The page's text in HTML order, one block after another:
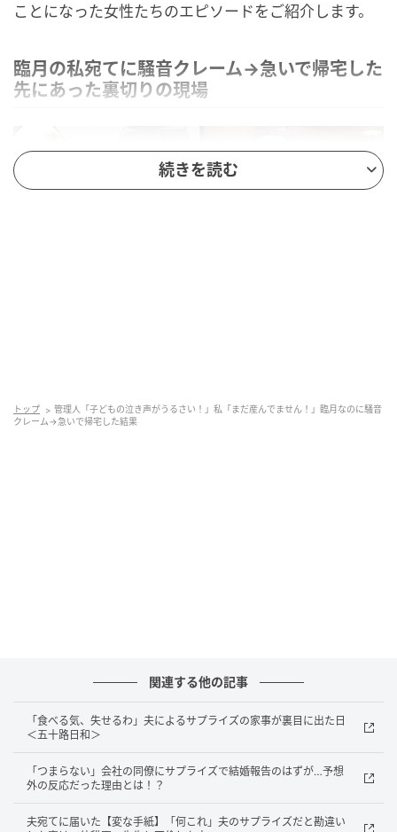
ことになった女性たちのエピソードをご紹介します。
臨月の私宛てに騒音クレーム→急いで帰宅した
先にあった裏切りの現場
結婚を機に、私は夫とマンションを購入しました。新
生活に胸を膨らませていたあのころ、隣には同じくら
について気になる話を耳にしたのです。
「育児も家事もほとんどご主人がやっていて、奥さん
はあまり関わっていないらしい」
真偽はわかりませんでしたが、数日後、その噂話を裏
付けるような出来事に直面したのです。
続きを読む
トップ
管理人「子どもの泣き声がうるさい！」私「まだ産んでません！」臨月なのに騒音
クレーム→急いで帰宅した結果
関連する他の記事
「食べる気、失せるわ」夫によるサプライズの家事が裏目に出た日
＜五十路日和＞
「つまらない」会社の同僚にサプライズで結婚報告のはずが…予想
外の反応だった理由とは！？
夫宛てに届いた【変な手紙】「何これ」夫のサプライズだと勘違い